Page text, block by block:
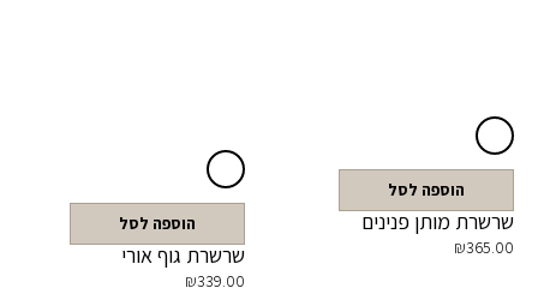
הוספה לסל
שרשרת מותן פנינים
₪365.00
הוספה לסל
שרשרת גוף אורי
₪339.00